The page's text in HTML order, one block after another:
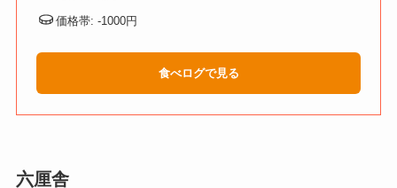
価格帯: -1000円
食べログで見る
六厘舎